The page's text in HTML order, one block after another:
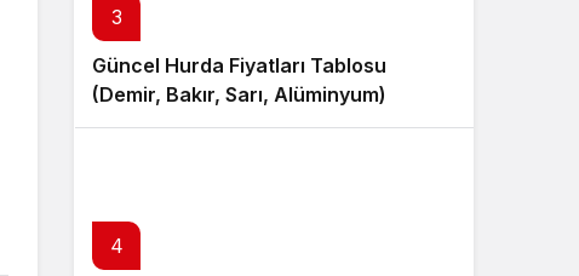
3
Güncel Hurda Fiyatları Tablosu
(Demir, Bakır, Sarı, Alüminyum)
4